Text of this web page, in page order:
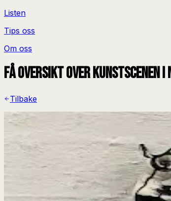
Listen
Tips oss
Om oss
Få oversikt over kunstscenen i
Tilbake